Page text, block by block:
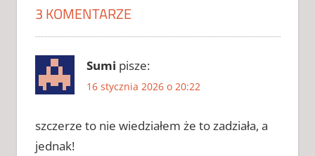
2019
MANAGER
CRACK DO
CHOMIKUJ
3 KOMENTARZE
Sumi pisze:
16 stycznia 2026 o 20:22
szczerze to nie wiedziałem że to zadziała, a
jednak!